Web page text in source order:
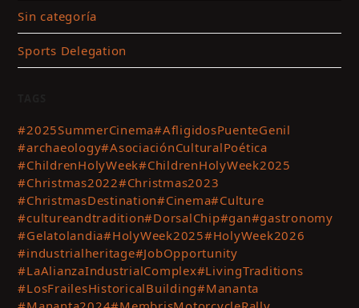
Sin categoría
Sports Delegation
#2025SummerCinema#AfligidosPuenteGenil
#archaeology#AsociaciónCulturalPoética
#ChildrenHolyWeek#ChildrenHolyWeek2025
#Christmas2022#Christmas2023
#ChristmasDestination#Cinema#Culture
#cultureandtradition#DorsalChip#gan#gastronomy
#Gelatolandia#HolyWeek2025#HolyWeek2026
#industrialheritage#JobOpportunity
#LaAlianzaIndustrialComplex#LivingTraditions
#LosFrailesHistoricalBuilding#Mananta